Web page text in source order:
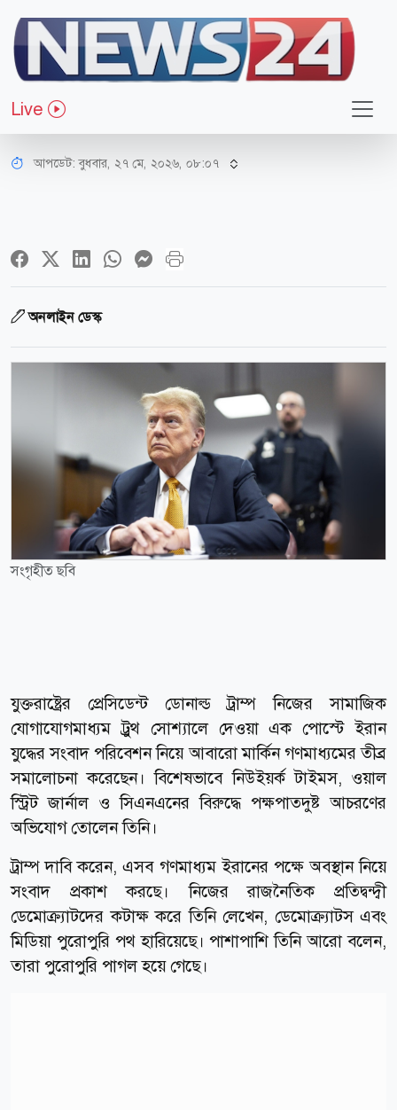
Live
আন্তর্জাতিক
মার্কিন গণমাধ্যম ও ডেমোক্র্যাটরা পাগল
হয়ে গেছে: ট্রাম্প
আপডেট: বুধবার, ২৭ মে, ২০২৬, ০৮:০৭
অনলাইন ডেস্ক
সংগৃহীত ছবি
যুক্তরাষ্ট্রের প্রেসিডেন্ট ডোনাল্ড ট্রাম্প নিজের সামাজিক
যোগাযোগমাধ্যম ট্রুথ সোশ্যালে দেওয়া এক পোস্টে ইরান
যুদ্ধের সংবাদ পরিবেশন নিয়ে আবারো মার্কিন গণমাধ্যমের তীব্র
সমালোচনা করেছেন। বিশেষভাবে নিউইয়র্ক টাইমস, ওয়াল
স্ট্রিট জার্নাল ও সিএনএনের বিরুদ্ধে পক্ষপাতদুষ্ট আচরণের
অভিযোগ তোলেন তিনি।
ট্রাম্প দাবি করেন, এসব গণমাধ্যম ইরানের পক্ষে অবস্থান নিয়ে
সংবাদ প্রকাশ করছে। নিজের রাজনৈতিক প্রতিদ্বন্দ্বী
ডেমোক্র্যাটদের কটাক্ষ করে তিনি লেখেন, ডেমোক্র্যাটস এবং
মিডিয়া পুরোপুরি পথ হারিয়েছে। পাশাপাশি তিনি আরো বলেন,
তারা পুরোপুরি পাগল হয়ে গেছে।